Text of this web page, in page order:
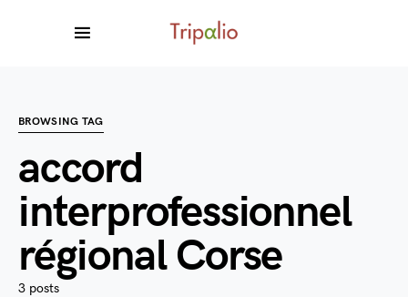
BROWSING TAG
accord
interprofessionnel
régional Corse
3 posts